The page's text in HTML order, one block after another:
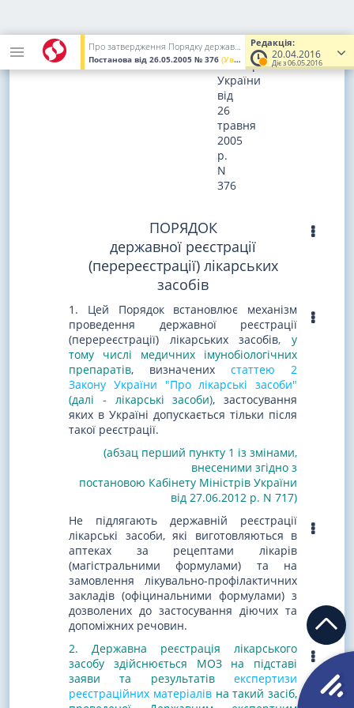
Редакція:
20.04.2016
Діє з 06.05.2016
Про затвердження Порядку державної реєстрації (перереєстрації) лікарських засобів і розмірів збору за їх державну реєстрацію (перереєстрацію)
Постанова від 26.05.2005 № 376 (Увага! Попередня редакція.)
постановою
Кабінету
Міністрів
України
від
26
травня
2005
р.
N
376
ПОРЯДОК
державної реєстрації
(перереєстрації) лікарських
засобів
1. Цей Порядок встановлює механізм
проведення державної реєстрації
(перереєстрації) лікарських засобів, у
тому числі медичних імунобіологічних
препаратів, визначених статтею 2
Закону України "Про лікарські засоби"
(далі - лікарські засоби), застосування
яких в Україні допускається тільки після
такої реєстрації.
(абзац перший пункту 1 із змінами,
внесеними згідно з
постановою Кабінету Міністрів України
від 27.06.2012 р. N 717)
Не підлягають державній реєстрації
лікарські засоби, які виготовляються в
аптеках за рецептами лікарів
(магістральними формулами) та на
замовлення лікувально-профілактичних
закладів (офіцинальними формулами) з
дозволених до застосування діючих та
допоміжних речовин.
2. Державна реєстрація лікарського
засобу здійснюється МОЗ на підставі
заяви та результатів
експертизи
реєстраційних матеріалів на такий засіб,